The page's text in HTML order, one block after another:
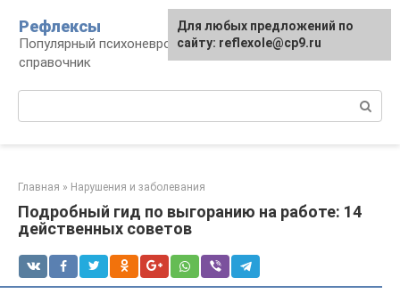
контенту
Рефлексы
Популярный психоневрологический
справочник
Главная » Нарушения и заболевания
Подробный гид по выгоранию на работе: 14
действенных советов
Для любых предложений по
сайту: reflexole@cp9.ru